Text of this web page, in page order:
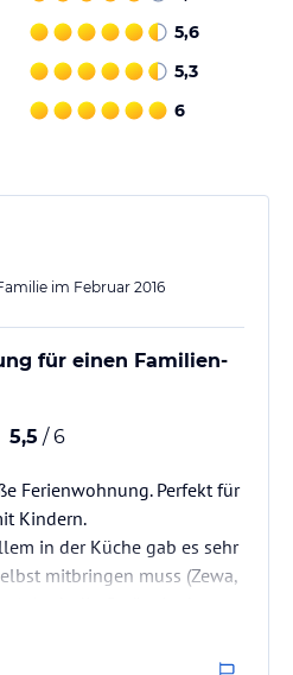
5,6
5,3
6
im Februar 2016
für einen Familien-
5,5 / 6
Ferienwohnung. Perfekt für
Kindern.
in der Küche gab es sehr
mitbringen muss (Zewa,
Eierkocher,